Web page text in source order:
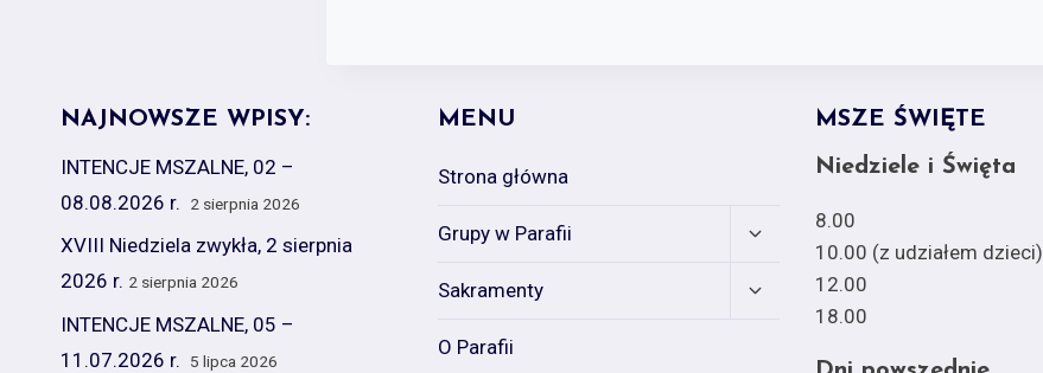
NAJNOWSZE WPISY:
INTENCJE MSZALNE, 02 –
08.08.2026 r.
2 sierpnia 2026
XVIII Niedziela zwykła, 2 sierpnia
2026 r. 2 sierpnia 2026
INTENCJE MSZALNE, 05 –
11.07.2026 r.
5 lipca 2026
MENU
Strona główna
Grupy w Parafii
Expand
Sakramenty
Expand
O Parafii
MSZE ŚWIĘTE
Niedziele i Święta
8.00
10.00 (z udziałem dzieci)
12.00
18.00